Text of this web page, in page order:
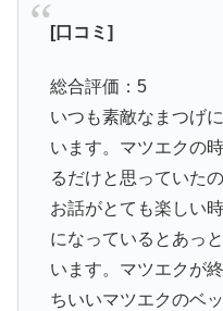
[口コミ]
総合評価：5
いつも素敵なまつげ
います。マツエクの
るだけと思っていた
お話がとても楽しい
になっているとあっ
います。マツエクが
ちいいマツエクのベ